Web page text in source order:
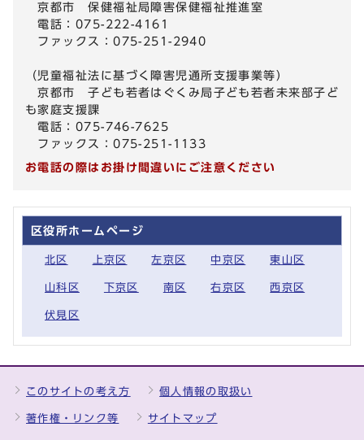
京都市 保健福祉局障害保健福祉推進室
電話：075-222-4161
ファックス：075-251-2940
（児童福祉法に基づく障害児通所支援事業等）
京都市 子ども若者はぐくみ局子ども若者未来部子ど
も家庭支援課
電話：075-746-7625
ファックス：075-251-1133
お電話の際はお掛け間違いにご注意ください
区役所ホームページ
北区 上京区 左京区 中京区 東山区
山科区 下京区 南区 右京区 西京区
伏見区
このサイトの考え方 個人情報の取扱い
著作権・リンク等 サイトマップ